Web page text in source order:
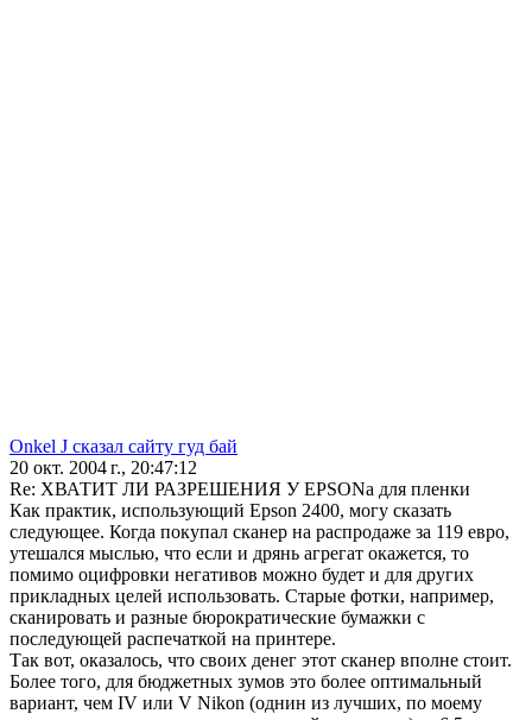
Onkel J сказал сайту гуд бай
20 окт. 2004 г., 20:47:12
Re: ХВАТИТ ЛИ РАЗРЕШЕНИЯ У EPSONа для пленки
Как практик, использующий Epson 2400, могу сказать
следующее. Когда покупал сканер на распродаже за 119 евро,
утешался мыслью, что если и дрянь агрегат окажется, то
помимо оцифровки негативов можно будет и для других
прикладных целей использовать. Старые фотки, например,
сканировать и разные бюрократические бумажки с
последующей распечаткой на принтере.
Так вот, оказалось, что своих денег этот сканер вполне стоит.
Более того, для бюджетных зумов это более оптимальный
вариант, чем IV или V Nikon (однин из лучших, по моему